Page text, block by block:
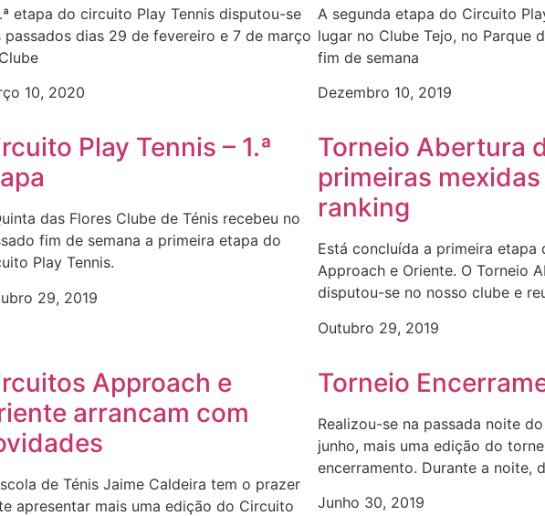
etapa do circuito Play Tennis disputou-se
passados dias 29 de fevereiro e 7 de março
10, 2020
A segunda etapa do Circuito
lugar no Clube Tejo, no Parque
fim de semana
Dezembro 10, 2019
Play Tennis – 1.ª
das Flores Clube de Ténis recebeu no
fim de semana a primeira etapa do
Play Tennis.
29, 2019
Torneio Abertura
primeiras
ranking
Está concluída a primeira etapa
Approach e Oriente. O Torneio
disputou-se no nosso clube e
Outubro 29, 2019
Approach e
arrancam com
de Ténis Jaime Caldeira tem o prazer
apresentar mais uma edição do Circuito
Torneio
Realizou-se na passada noite
junho, mais uma edição do
encerramento. Durante a noite,
Junho 30, 2019